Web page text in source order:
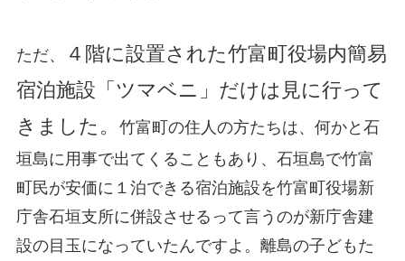
ただ、
４階に設置された竹富町役場内簡易
宿泊施設「ツマベニ」だけは見に行って
きました。
竹富町の住人の方たちは、何かと石
垣島に用事で出てくることもあり、石垣島で竹富
町民が安価に１泊できる宿泊施設を竹富町役場新
庁舎石垣支所に併設させるって言うのが新庁舎建
設の目玉になっていたんですよ。離島の子どもた